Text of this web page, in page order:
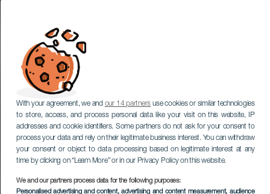
With your agreement, we and our 14 partners use cookies or similar technologies
to store, access, and process personal data like your visit on this website, IP
addresses and cookie identifiers. Some partners do not ask for your consent to
process your data and rely on their legitimate business interest. You can withdraw
your consent or object to data processing based on legitimate interest at any
time by clicking on “Learn More” or in our Privacy Policy on this website.
We and our partners process data for the following purposes:
Personalised advertising and content, advertising and content measurement, audience